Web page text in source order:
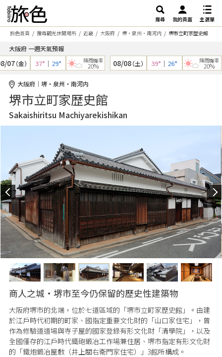
搜尋 我的頁面
主選單
旅色首頁
搜尋觀光休閒場所 近畿 大阪府 堺・泉州・南河内 堺市立町家歴史館
大阪府 一週天氣預報
（金） 37°｜ 29° 降雨機率
20% 08/08（土） 39°｜ 26° 降雨機率
20%
大阪府｜堺・泉州・南河内
堺市立町家歴史館
Sakaishiritsu Machiyarekishikan
商人之城・堺市至今仍保留的歷史性建築物
大阪府堺市的北端，位於七道區域的「堺市立町家歷史館」。由建
於江戶時代初期的町家、國指定重要文化財的「山口家住宅」，曾
作為修驗道道場與寺子屋的國家登錄有形文化財「清學院」，以及
全國僅存的江戶時代鐵砲鍛冶工作場兼住居、堺市指定有形文化財
的「鐵炮鍛冶屋敷（井上關右衛門家住宅）」3館所構成。